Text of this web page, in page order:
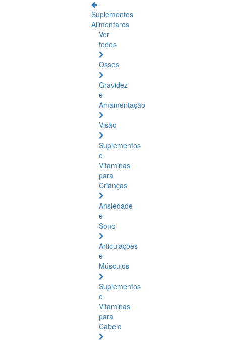
Suplementos
Alimentares
Ver
todos
Ossos
Gravidez
e
Amamentação
Visão
Suplementos
e
Vitaminas
para
Crianças
Ansiedade
e
Sono
Articulações
e
Músculos
Suplementos
e
Vitaminas
para
Cabelo